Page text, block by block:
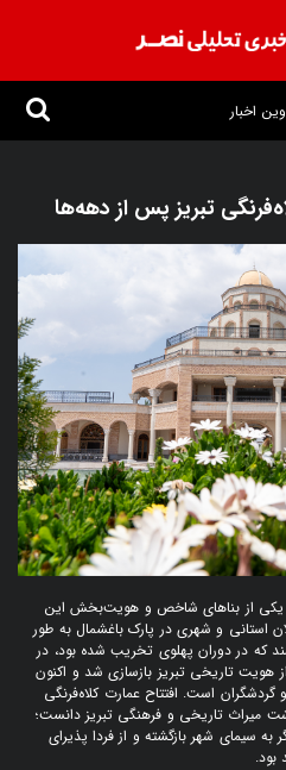
اخبار
تبریز پس از دهه‌ها
یکی از بناهای شاخص و هویت‌بخش این
استانی و شهری در پارک باغشمال به طور
که در دوران پهلوی تخریب شده بود، در
تاریخی تبریز بازسازی شد و اکنون
گردشگران است. افتتاح عمارت کلاه‌فرنگی
میراث تاریخی و فرهنگی تبریز دانست؛
سیمای شهر بازگشته و از فردا پذیرای
بود.